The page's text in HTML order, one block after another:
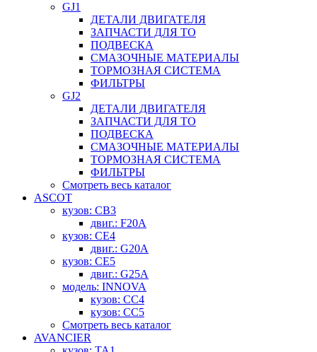
GJ1
ДЕТАЛИ ДВИГАТЕЛЯ
ЗАПЧАСТИ ДЛЯ ТО
ПОДВЕСКА
СМАЗОЧНЫЕ МАТЕРИАЛЫ
ТОРМОЗНАЯ СИСТЕМА
ФИЛЬТРЫ
GJ2
ДЕТАЛИ ДВИГАТЕЛЯ
ЗАПЧАСТИ ДЛЯ ТО
ПОДВЕСКА
СМАЗОЧНЫЕ МАТЕРИАЛЫ
ТОРМОЗНАЯ СИСТЕМА
ФИЛЬТРЫ
Смотреть весь каталог
ASCOT
кузов: CB3
двиг.: F20A
кузов: CE4
двиг.: G20A
кузов: CE5
двиг.: G25A
модель: INNOVA
кузов: CC4
кузов: CC5
Смотреть весь каталог
AVANCIER